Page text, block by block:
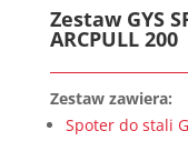
Zestaw GYS
ARCPULL 200
Zestaw zawiera:
Spoter do stali